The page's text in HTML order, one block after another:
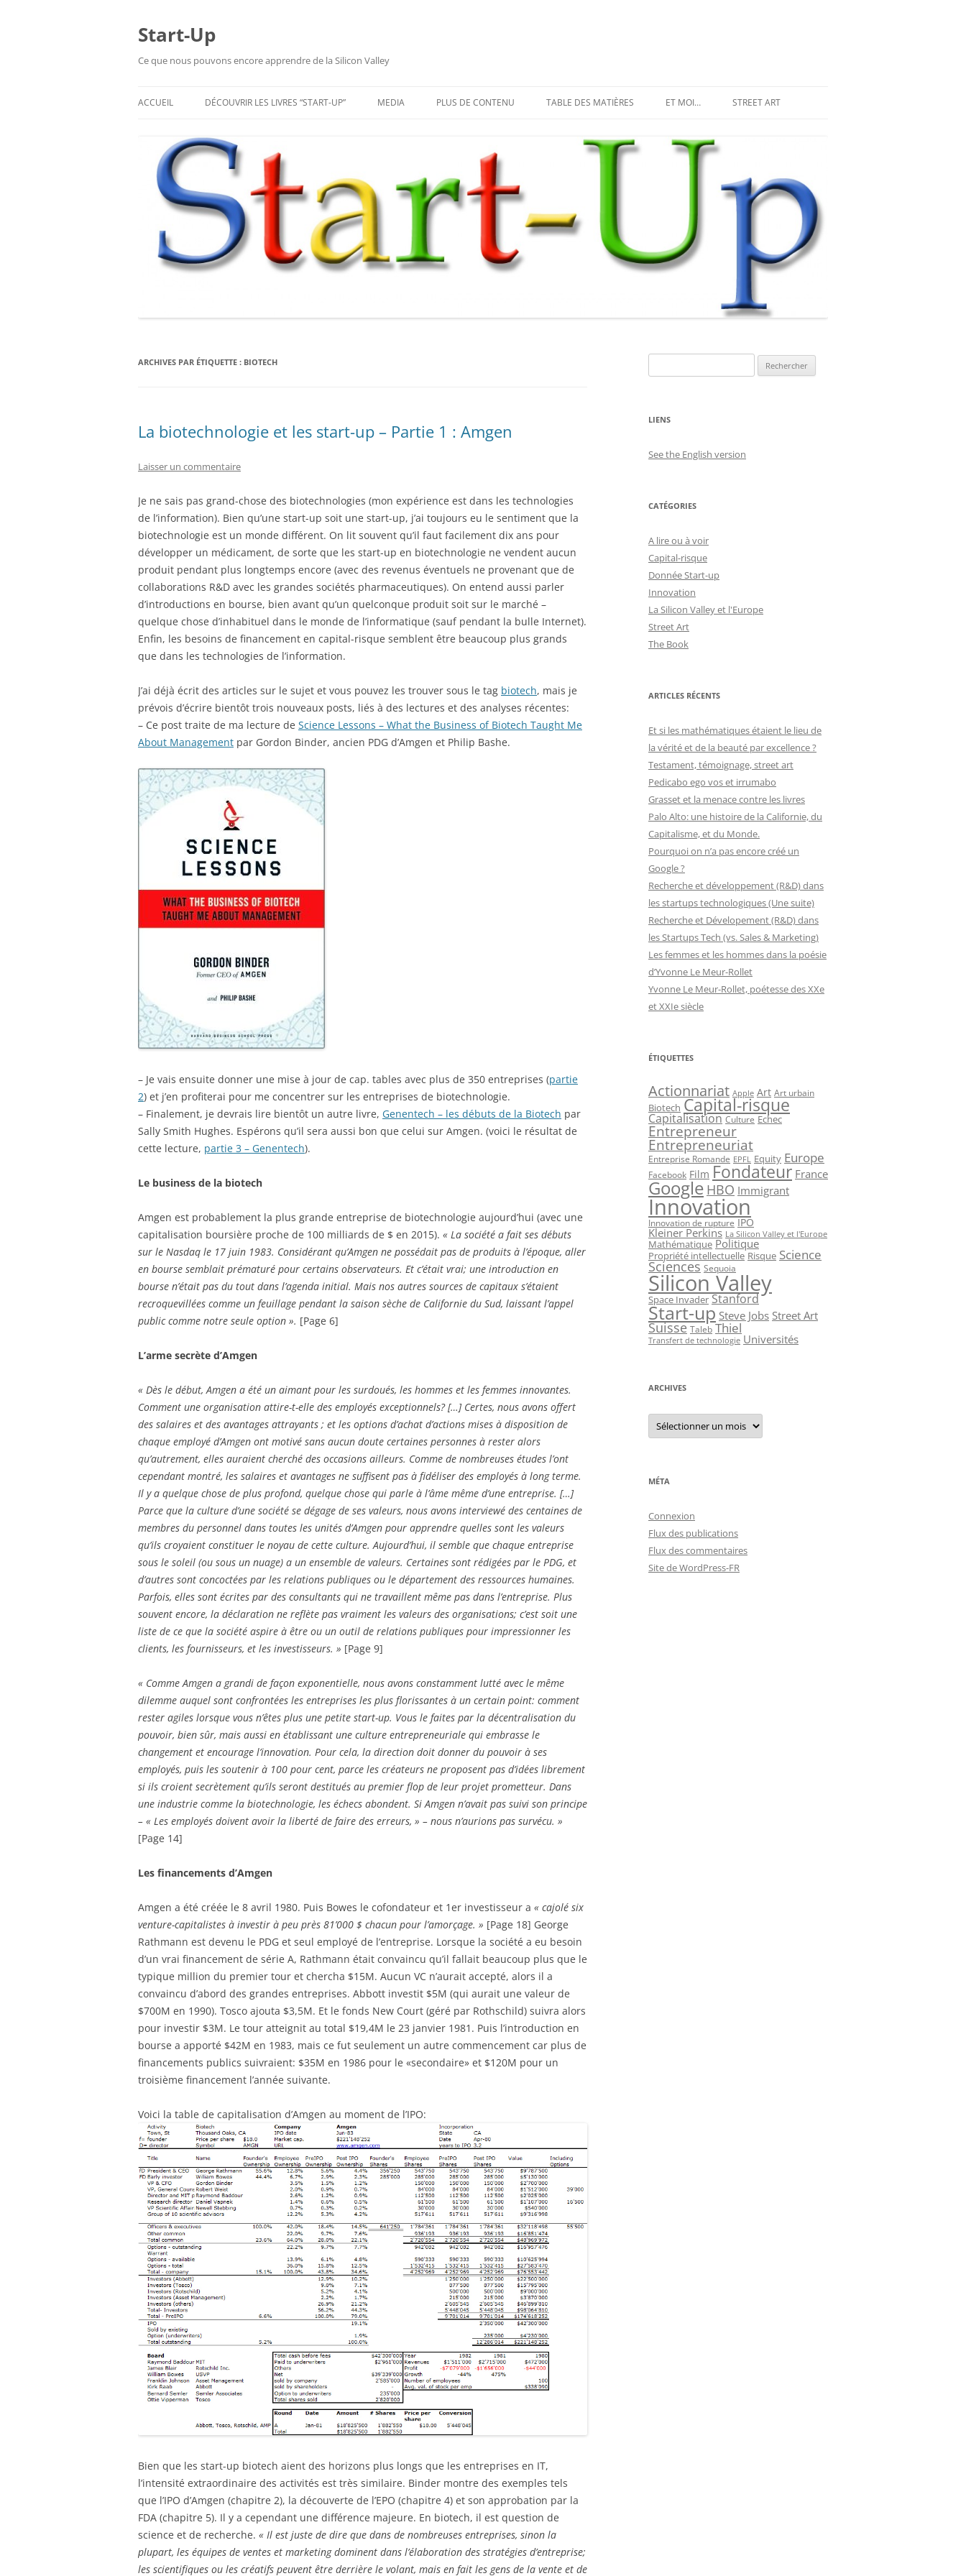
Start-Up
Ce que nous pouvons encore apprendre de la Silicon Valley
ACCUEIL DÉCOUVRIR LES LIVRES “START-UP” MEDIA PLUS DE CONTENU TABLE DES MATIÈRES ET MOI… STREET ART
MR DJOUL ET SES ALIENS
STREET ART À PARIS
PIXEL ART
LAND ART ET STREET ART
ARCHIVES PAR ÉTIQUETTE : BIOTECH
La biotechnologie et les start-up – Partie 1 : Amgen
Laisser un commentaire
Je ne sais pas grand-chose des biotechnologies (mon expérience est dans les technologies
de l’information). Bien qu’une start-up soit une start-up, j’ai toujours eu le sentiment que la
biotechnologie est un monde différent. On lit souvent qu’il faut facilement dix ans pour
développer un médicament, de sorte que les start-up en biotechnologie ne vendent aucun
produit pendant plus longtemps encore (avec des revenus éventuels ne provenant que de
collaborations R&D avec les grandes sociétés pharmaceutiques). On entend aussi parler
d’introductions en bourse, bien avant qu’un quelconque produit soit sur le marché –
quelque chose d’inhabituel dans le monde de l’informatique (sauf pendant la bulle Internet).
Enfin, les besoins de financement en capital-risque semblent être beaucoup plus grands
que dans les technologies de l’information.
J’ai déjà écrit des articles sur le sujet et vous pouvez les trouver sous le tag biotech, mais je
prévois d’écrire bientôt trois nouveaux posts, liés à des lectures et des analyses récentes:
– Ce post traite de ma lecture de Science Lessons – What the Business of Biotech Taught Me
About Management par Gordon Binder, ancien PDG d’Amgen et Philip Bashe.
– Je vais ensuite donner une mise à jour de cap. tables avec plus de 350 entreprises (partie
2) et j’en profiterai pour me concentrer sur les entreprises de biotechnologie.
– Finalement, je devrais lire bientôt un autre livre, Genentech – les débuts de la Biotech par
Sally Smith Hughes. Espérons qu’il sera aussi bon que celui sur Amgen. (voici le résultat de
cette lecture, partie 3 – Genentech).
Le business de la biotech
Amgen est probablement la plus grande entreprise de biotechnologie aujourd’hui (avec une
capitalisation boursière proche de 100 milliards de $ en 2015). « La société a fait ses débuts
sur le Nasdaq le 17 juin 1983. Considérant qu’Amgen ne possédait pas de produits à l’époque, aller
en bourse semblait prématuré pour certains observateurs. Et c’était vrai; une introduction en
bourse n’était pas du tout dans l’agenda initial. Mais nos autres sources de capitaux s’étaient
recroquevillées comme un feuillage pendant la saison sèche de Californie du Sud, laissant l’appel
public comme notre seule option ». [Page 6]
L’arme secrète d’Amgen
« Dès le début, Amgen a été un aimant pour les surdoués, les hommes et les femmes innovantes.
Comment une organisation attire-t-elle des employés exceptionnels? […] Certes, nous avons offert
des salaires et des avantages attrayants ; et les options d’achat d’actions mises à disposition de
chaque employé d’Amgen ont motivé sans aucun doute certaines personnes à rester alors
qu’autrement, elles auraient cherché des occasions ailleurs. Comme de nombreuses études l’ont
cependant montré, les salaires et avantages ne suffisent pas à fidéliser des employés à long terme.
Il y a quelque chose de plus profond, quelque chose qui parle à l’âme même d’une entreprise. […]
Parce que la culture d’une société se dégage de ses valeurs, nous avons interviewé des centaines de
membres du personnel dans toutes les unités d’Amgen pour apprendre quelles sont les valeurs
qu’ils croyaient constituer le noyau de cette culture. Aujourd’hui, il semble que chaque entreprise
sous le soleil (ou sous un nuage) a un ensemble de valeurs. Certaines sont rédigées par le PDG, et
d’autres sont concoctées par les relations publiques ou le département des ressources humaines.
Parfois, elles sont écrites par des consultants qui ne travaillent même pas dans l’entreprise. Plus
souvent encore, la déclaration ne reflète pas vraiment les valeurs des organisations; c’est soit une
liste de ce que la société aspire à être ou un outil de relations publiques pour impressionner les
clients, les fournisseurs, et les investisseurs. » [Page 9]
« Comme Amgen a grandi de façon exponentielle, nous avons constamment lutté avec le même
dilemme auquel sont confrontées les entreprises les plus florissantes à un certain point: comment
rester agiles lorsque vous n’êtes plus une petite start-up. Vous le faites par la décentralisation du
pouvoir, bien sûr, mais aussi en établissant une culture entrepreneuriale qui embrasse le
changement et encourage l’innovation. Pour cela, la direction doit donner du pouvoir à ses
employés, puis les soutenir à 100 pour cent, parce les créateurs ne proposent pas d’idées librement
si ils croient secrètement qu’ils seront destitués au premier flop de leur projet prometteur. Dans
une industrie comme la biotechnologie, les échecs abondent. Si Amgen n’avait pas suivi son principe
– « Les employés doivent avoir la liberté de faire des erreurs, » – nous n’aurions pas survécu. »
[Page 14]
Les financements d’Amgen
Amgen a été créée le 8 avril 1980. Puis Bowes le cofondateur et 1er investisseur a « cajolé six
venture-capitalistes à investir à peu près 81’000 $ chacun pour l’amorçage. » [Page 18] George
Rathmann est devenu le PDG et seul employé de l’entreprise. Lorsque la société a eu besoin
d’un vrai financement de série A, Rathmann était convaincu qu’il fallait beaucoup plus que le
typique million du premier tour et chercha $15M. Aucun VC n’aurait accepté, alors il a
convaincu d’abord des grandes entreprises. Abbott investit $5M (qui aurait une valeur de
$700M en 1990). Tosco ajouta $3,5M. Et le fonds New Court (géré par Rothschild) suivra alors
pour investir $3M. Le tour atteignit au total $19,4M le 23 janvier 1981. Puis l’introduction en
bourse a apporté $42M en 1983, mais ce fut seulement un autre commencement car plus de
financements publics suivraient: $35M en 1986 pour le «secondaire» et $120M pour un
troisième financement l’année suivante.
Voici la table de capitalisation d’Amgen au moment de l’IPO:
Bien que les start-up biotech aient des horizons plus longs que les entreprises en IT,
l’intensité extraordinaire des activités est très similaire. Binder montre des exemples tels
que l’IPO d’Amgen (chapitre 2), la découverte de l’EPO (chapitre 4) et son approbation par la
FDA (chapitre 5). Il y a cependant une différence majeure. En biotech, il est question de
science et de recherche. « Il est juste de dire que dans de nombreuses entreprises, sinon la
plupart, les équipes de ventes et marketing dominent dans l’élaboration des stratégies d’entreprise;
les scientifiques ou les créatifs peuvent être derrière le volant, mais en fait les gens de la vente et de
LIENS
See the English version
CATÉGORIES
A lire ou à voir
Capital-risque
Donnée Start-up
Innovation
La Silicon Valley et l'Europe
Street Art
The Book
ARTICLES RÉCENTS
Et si les mathématiques étaient le lieu de
la vérité et de la beauté par excellence ?
Testament, témoignage, street art
Pedicabo ego vos et irrumabo
Grasset et la menace contre les livres
Palo Alto: une histoire de la Californie, du
Capitalisme, et du Monde.
Pourquoi on n’a pas encore créé un
Google ?
Recherche et développement (R&D) dans
les startups technologiques (Une suite)
Recherche et Dévelopement (R&D) dans
les Startups Tech (vs. Sales & Marketing)
Les femmes et les hommes dans la poésie
d’Yvonne Le Meur-Rollet
Yvonne Le Meur-Rollet, poétesse des XXe
et XXIe siècle
ÉTIQUETTES
Actionnariat Apple Art Art urbain
Biotech Capital-risque
Capitalisation Culture Echec
Entrepreneur
Entrepreneuriat
Entreprise Romande EPFL Equity Europe
Facebook Film Fondateur France
Google HBO Immigrant
Innovation
Innovation de rupture IPO
Kleiner Perkins La Silicon Valley et l'Europe
Mathématique Politique
Propriété intellectuelle Risque Science
Sciences Sequoia
Silicon Valley
Space Invader Stanford
Start-up Steve Jobs Street Art
Suisse Taleb Thiel
Transfert de technologie Universités
ARCHIVES
Archives
MÉTA
Connexion
Flux des publications
Flux des commentaires
Site de WordPress-FR